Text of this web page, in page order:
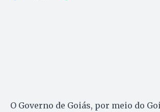
O Governo de Goiás, por meio do